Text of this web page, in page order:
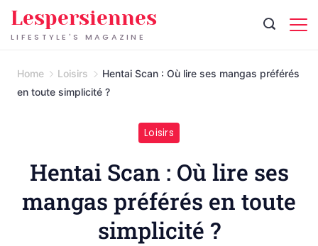
Skip
toLIFESTYLE'S MAGAZINE
Lespersiennes
Home Loisirs
Hentai Scan : Où lire ses mangas préférés
en toute simplicité ?
Loisirs
Hentai Scan : Où lire ses
mangas préférés en toute
simplicité ?